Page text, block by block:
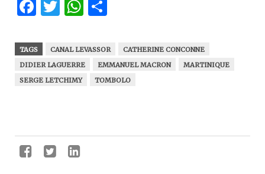
Facebook
Twitter
WhatsApp
TAGS CANAL LEVASSOR
CATHERINE CONCONNE
DIDIER LAGUERRE
EMMANUEL MACRON
MARTINIQUE
SERGE LETCHIMY
TOMBOLO